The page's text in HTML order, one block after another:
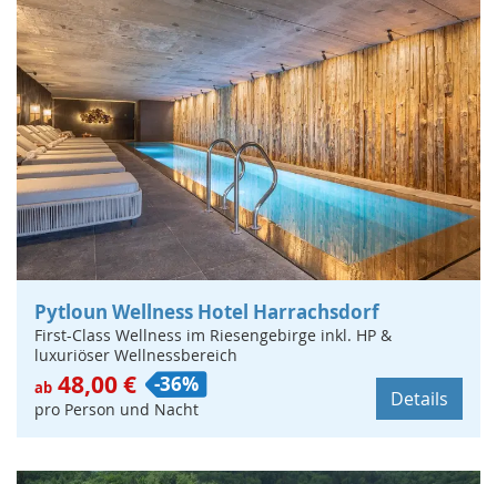
Pytloun Wellness Hotel Harrachsdorf
First-Class Wellness im Riesengebirge inkl. HP &
luxuriöser Wellnessbereich
ab 48,00 € -36%
pro Person und Nacht Details